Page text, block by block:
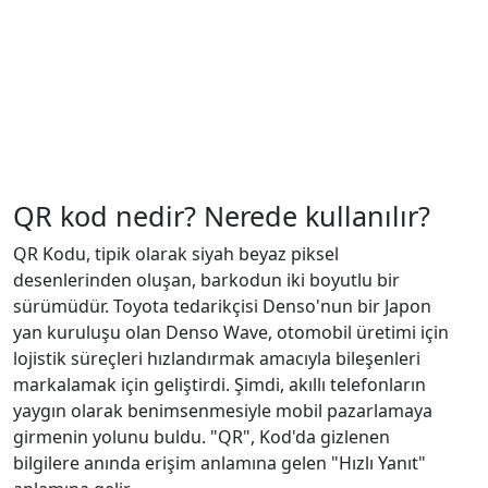
QR kod nedir? Nerede kullanılır?
QR Kodu, tipik olarak siyah beyaz piksel
desenlerinden oluşan, barkodun iki boyutlu bir
sürümüdür. Toyota tedarikçisi Denso'nun bir Japon
yan kuruluşu olan Denso Wave, otomobil üretimi için
lojistik süreçleri hızlandırmak amacıyla bileşenleri
markalamak için geliştirdi. Şimdi, akıllı telefonların
yaygın olarak benimsenmesiyle mobil pazarlamaya
girmenin yolunu buldu. "QR", Kod'da gizlenen
bilgilere anında erişim anlamına gelen "Hızlı Yanıt"